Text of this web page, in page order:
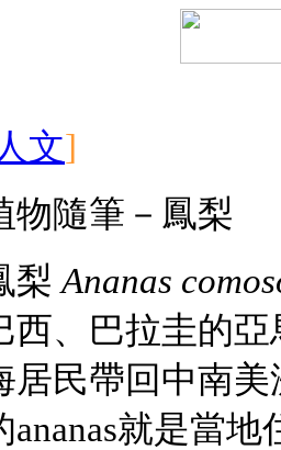
文]
物隨筆－鳳梨
Ananas
西、巴拉圭的
居民帶回中南
ananas就是當